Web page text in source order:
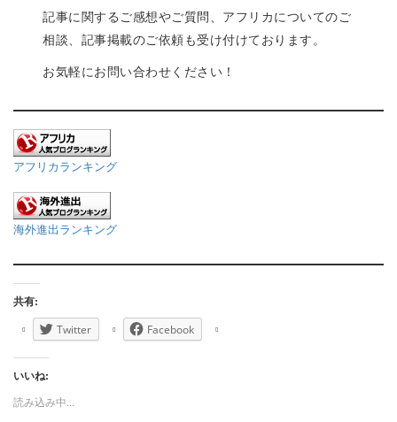
記事に関するご感想やご質問、アフリカについてのご
相談、記事掲載のご依頼も受け付けております。
お気軽にお問い合わせください！
アフリカランキング
海外進出ランキング
共有:
Twitter Facebook
いいね:
読み込み中...